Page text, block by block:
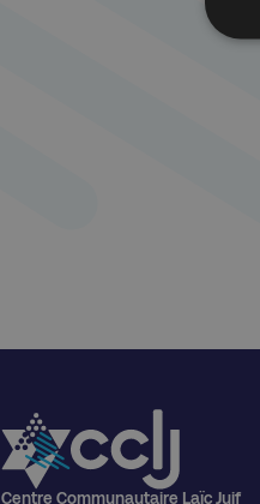
Centre Communautaire Laïc Juif